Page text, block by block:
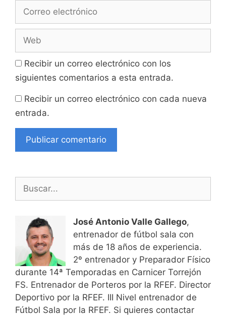
Correo
Web
Recibir un correo electrónico con los
siguientes comentarios a esta entrada.
Recibir un correo electrónico con cada nueva
entrada.
Buscar:
José Antonio Valle Gallego,
entrenador de fútbol sala con
más de 18 años de experiencia.
2º entrenador y Preparador Físico
durante 14ª Temporadas en Carnicer Torrejón
FS. Entrenador de Porteros por la RFEF. Director
Deportivo por la RFEF. III Nivel entrenador de
Fútbol Sala por la RFEF. Si quieres contactar